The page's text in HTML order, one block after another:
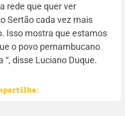
rede que quer ver
Sertão cada vez mais
Isso mostra que estamos
o povo pernambucano
disse Luciano Duque.